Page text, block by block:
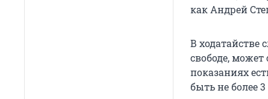
как Андрей
В ходатайстве
свободе, может
показаниях
быть не более